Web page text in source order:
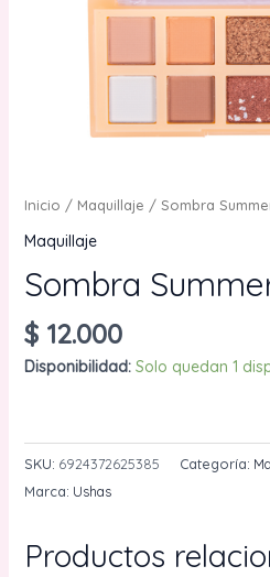
Inicio / Maquillaje / Sombra
Maquillaje
Sombra
$12.000
Disponibilidad: Solo quedan 1
Safe
Ushas
SKU: 6924372625385 Categoría:
Marca: Ushas
Productos